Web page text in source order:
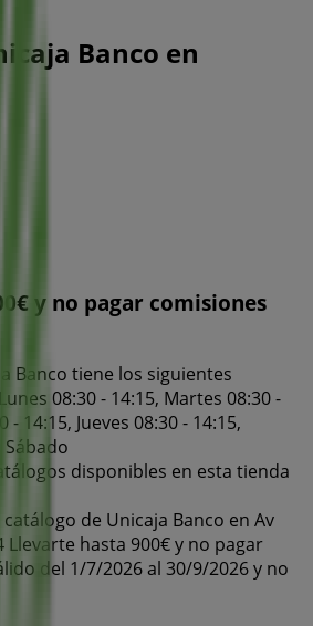
Banco en
y no pagar comisiones
Banco tiene los siguientes
08:30 - 14:15, Martes 08:30 -
- 14:15, Jueves 08:30 - 14:15,
Sábado
disponibles en esta tienda
de Unicaja Banco en Av
Llevarte hasta 900€ y no pagar
del 1/7/2026 al 30/9/2026 y no